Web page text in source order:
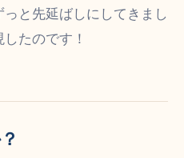
と先延ばしにしてきまし
たのです！